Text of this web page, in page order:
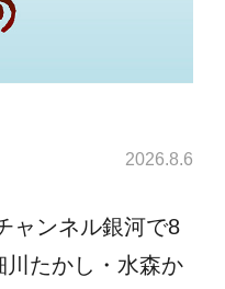
2026.8.6
ャンネル銀河で8
たかし・水森か